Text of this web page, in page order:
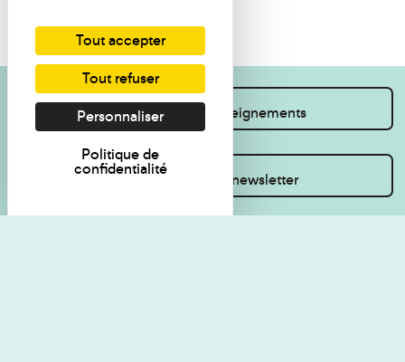
Je souhaite des renseignements
Inscrivez-vous à la newsletter
Tout accepter
Tout refuser
Personnaliser
Politique de
confidentialité